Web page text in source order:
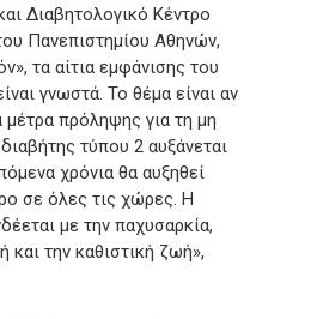
Διαβητολογικό Κέντρο
Πανεπιστημίου Αθηνών,
τα αίτια εμφάνισης του
γνωστά. Το θέμα είναι αν
μέτρα πρόληψης για τη μη
τύπου 2 αυξάνεται
χρόνια θα αυξηθεί
σε όλες τις χώρες. Η
με την παχυσαρκία,
και την καθιστική ζωή»,